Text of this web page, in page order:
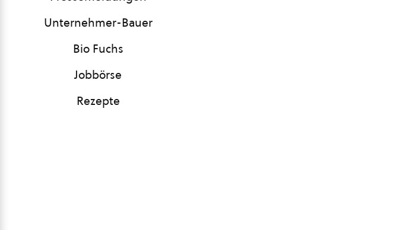
Unternehmer-Bauer
Bio Fuchs
Jobbörse
Rezepte